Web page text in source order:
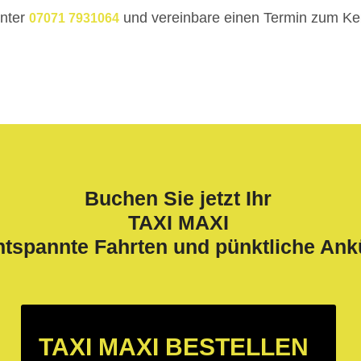
07071 7931064 und vereinbare einen Termin zum
Buchen Sie jetzt Ihr
TAXI MAXI
Fahrten und pünktliche
TAXI MAXI BESTELLEN